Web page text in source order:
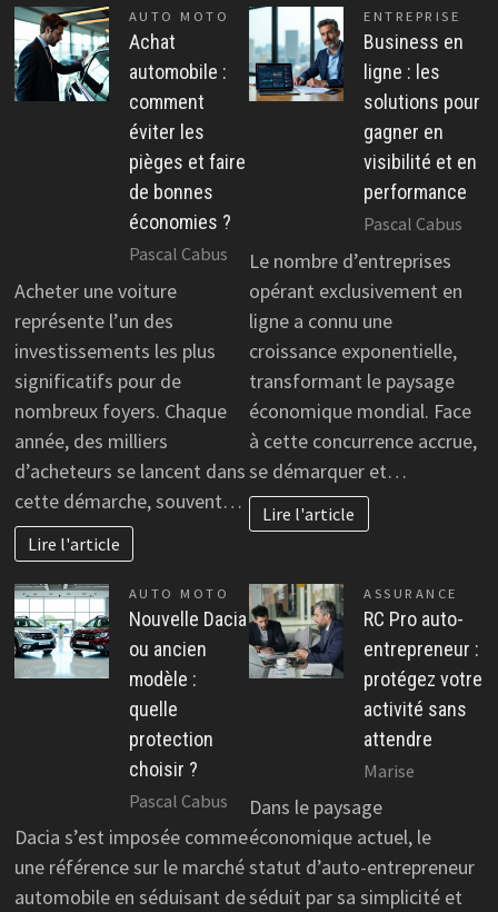
AUTO MOTO
Achat
automobile :
comment
éviter les
pièges et faire
de bonnes
économies ?
Pascal Cabus
Acheter une voiture
représente l’un des
investissements les plus
significatifs pour de
nombreux foyers. Chaque
année, des milliers
d’acheteurs se lancent dans
cette démarche, souvent…
Lire l'article
ENTREPRISE
Business en
ligne : les
solutions pour
gagner en
visibilité et en
performance
Pascal Cabus
Le nombre d’entreprises
opérant exclusivement en
ligne a connu une
croissance exponentielle,
transformant le paysage
économique mondial. Face
à cette concurrence accrue,
se démarquer et…
Lire l'article
AUTO MOTO
Nouvelle Dacia
ou ancien
modèle :
quelle
protection
choisir ?
Pascal Cabus
Dacia s’est imposée comme
une référence sur le marché
automobile en séduisant de
ASSURANCE
RC Pro auto-
entrepreneur :
protégez votre
activité sans
attendre
Marise
Dans le paysage
économique actuel, le
statut d’auto-entrepreneur
séduit par sa simplicité et